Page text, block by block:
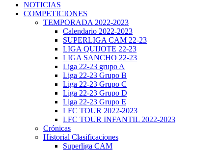
NOTICIAS
COMPETICIONES
TEMPORADA 2022-2023
Calendario 2022-2023
SUPERLIGA CAM 22-23
LIGA QUIJOTE 22-23
LIGA SANCHO 22-23
Liga 22-23 grupo A
Liga 22-23 Grupo B
Liga 22-23 Grupo C
Liga 22-23 Grupo D
Liga 22-23 Grupo E
LFC TOUR 2022-2023
LFC TOUR INFANTIL 2022-2023
Crónicas
Historial Clasificaciones
Superliga CAM